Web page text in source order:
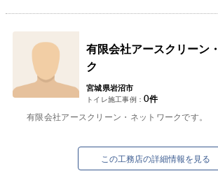
有限会社アースクリーン
ク
宮城県岩沼市
トイレ施工事例： 0件
有限会社アースクリーン・ネットワークです。
この工務店の詳細情報を見る